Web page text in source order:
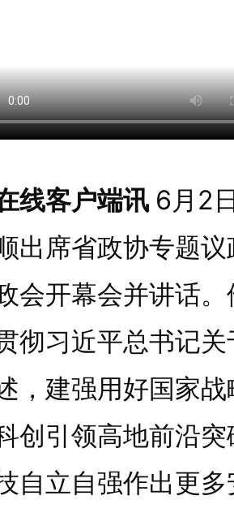
客户端讯 6月2
出席省政协专题
会开幕会并讲话
彻习近平总书记
，建强用好国家战
创引领高地前沿
自立自强作出更多